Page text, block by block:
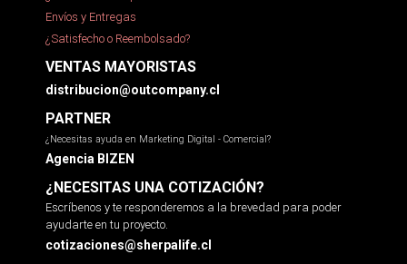
Envíos y Entregas
¿Satisfecho o Reembolsado?
VENTAS MAYORISTAS
distribucion@outcompany.cl
PARTNER
¿Necesitas ayuda en Marketing Digital - Comercial?
Agencia BIZEN
¿NECESITAS UNA COTIZACIÓN?
Escríbenos y te responderemos a la brevedad para poder
ayudarte en tu proyecto.
cotizaciones@sherpalife.cl